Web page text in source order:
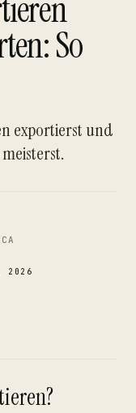
So
exportierst und
2026